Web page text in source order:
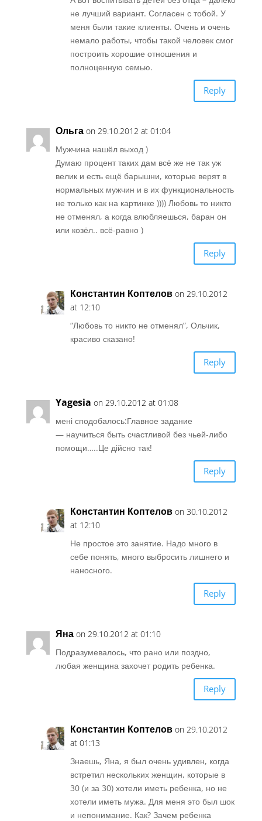
не лучший вариант. Согласен с тобой. У
меня были такие клиенты. Очень и очень
немало работы, чтобы такой человек смог
построить хорошие отношения и
полноценную семью.
Reply
Ольга on 29.10.2012 at 01:04
Мужчина нашёл выход )
Думаю процент таких дам всё же не так уж
велик и есть ещё барышни, которые верят в
нормальных мужчин и в их функциональность
не только как на картинке )))) Любовь то никто
не отменял, а когда влюбляешься, баран он
или козёл.. всё-равно )
Reply
Константин Коптелов on 29.10.2012
at 12:10
“Любовь то никто не отменял”, Ольчик,
красиво сказано!
Reply
Yagesia on 29.10.2012 at 01:08
мені сподобалось:Главное задание
— научиться быть счастливой без чьей-либо
помощи…..Це дійсно так!
Reply
Константин Коптелов on 30.10.2012
at 12:10
Не простое это занятие. Надо много в
себе понять, много выбросить лишнего и
наносного.
Reply
Яна on 29.10.2012 at 01:10
Подразумевалось, что рано или поздно,
любая женщина захочет родить ребенка.
Reply
Константин Коптелов on 29.10.2012
at 01:13
Знаешь, Яна, я был очень удивлен, когда
встретил нескольких женщин, которые в
30 (и за 30) хотели иметь ребенка, но не
хотели иметь мужа. Для меня это был шок
и непонимание. Как? Зачем ребенка